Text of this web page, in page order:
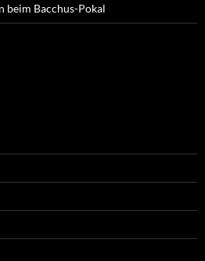
beim Bacchus-Pokal